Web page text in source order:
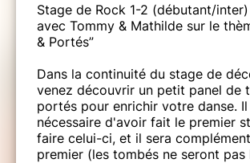
Stage de Rock 1-2 (débutant/
avec Tommy & Mathilde sur le
& Portés”
Dans la continuité du stage de
venez découvrir un petit panel de
portés pour enrichir votre danse.
nécessaire d'avoir fait le premier
faire celui-ci, et il sera
premier (les tombés ne seront pas